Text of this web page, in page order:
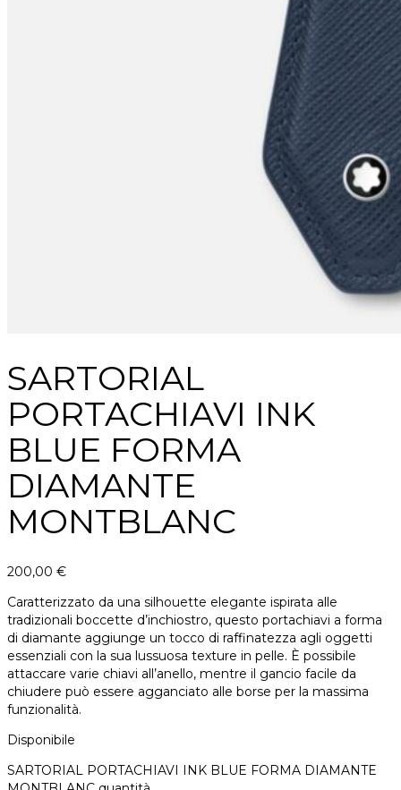
SARTORIAL
PORTACHIAVI INK
BLUE FORMA
DIAMANTE
MONTBLANC
200,00 €
Caratterizzato da una silhouette elegante ispirata alle
tradizionali boccette d’inchiostro, questo portachiavi a forma
di diamante aggiunge un tocco di raffinatezza agli oggetti
essenziali con la sua lussuosa texture in pelle. È possibile
attaccare varie chiavi all’anello, mentre il gancio facile da
chiudere può essere agganciato alle borse per la massima
funzionalità.
Disponibile
SARTORIAL PORTACHIAVI INK BLUE FORMA DIAMANTE